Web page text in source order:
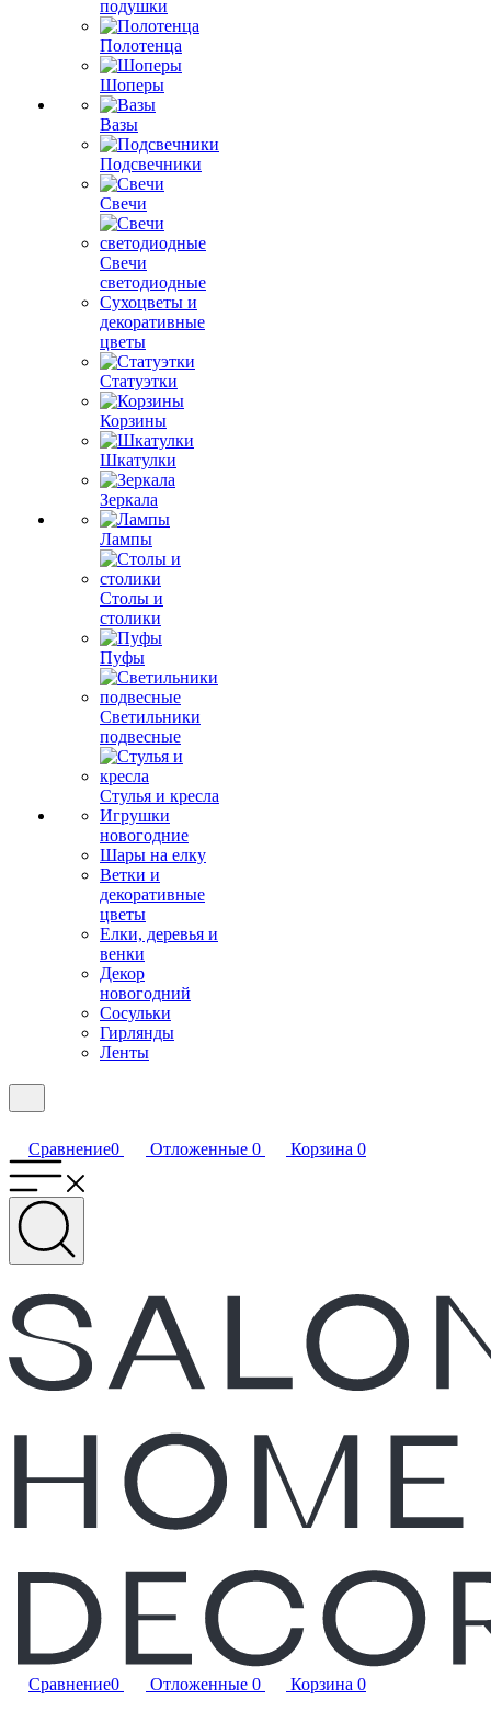
подушки
Полотенца
Шоперы
Вазы
Подсвечники
Свечи
Свечи
светодиодные
Сухоцветы и
декоративные
цветы
Статуэтки
Корзины
Шкатулки
Зеркала
Лампы
Столы и
столики
Пуфы
Светильники
подвесные
Стулья и кресла
Игрушки
новогодние
Шары на елку
Ветки и
декоративные
цветы
Елки, деревья и
венки
Декор
новогодний
Сосульки
Гирлянды
Ленты
Сравнение0 Отложенные 0 Корзина 0
Сравнение0 Отложенные 0 Корзина 0